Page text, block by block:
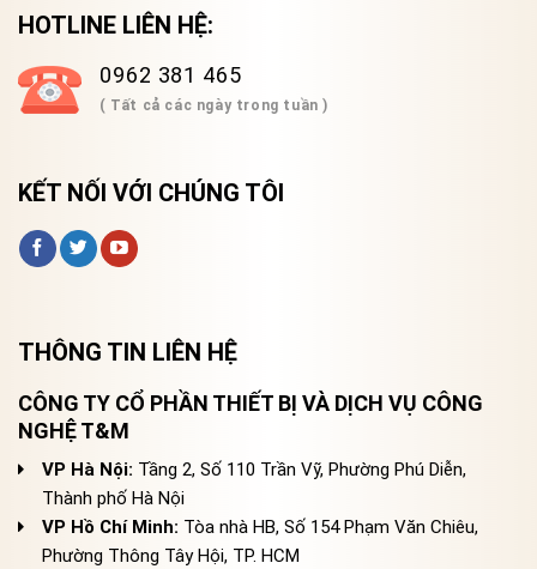
HOTLINE LIÊN HỆ:
0962 381 465
( Tất cả các ngày trong tuần )
KẾT NỐI VỚI CHÚNG TÔI
THÔNG TIN LIÊN HỆ
CÔNG TY CỔ PHẦN THIẾT BỊ VÀ DỊCH VỤ CÔNG
NGHỆ T&M
VP Hà Nội: Tầng 2, Số 110 Trần Vỹ, Phường Phú Diễn,
Thành phố Hà Nội
VP Hồ Chí Minh: Tòa nhà HB, Số 154 Phạm Văn Chiêu,
Phường Thông Tây Hội, TP. HCM